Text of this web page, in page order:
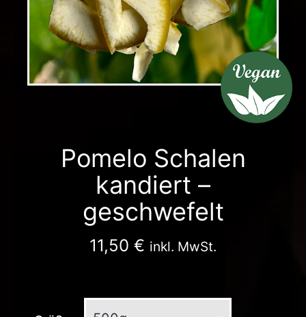
Pomelo Schalen
kandiert –
geschwefelt
11,50 € inkl. MwSt.